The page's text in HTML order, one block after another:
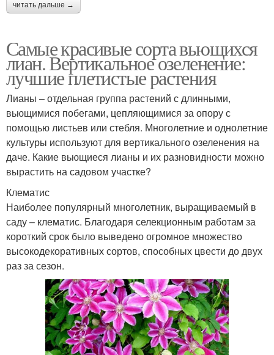
читать дальше →
Самые красивые сорта вьющихся
лиан. Вертикальное озеленение:
лучшие плетистые растения
Лианы – отдельная группа растений с длинными,
вьющимися побегами, цепляющимися за опору с
помощью листьев или стебля. Многолетние и однолетние
культуры используют для вертикального озеленения на
даче. Какие вьющиеся лианы и их разновидности можно
вырастить на садовом участке?
Клематис
Наиболее популярный многолетник, выращиваемый в
саду – клематис. Благодаря селекционным работам за
короткий срок было выведено огромное множество
высокодекоративных сортов, способных цвести до двух
раз за сезон.